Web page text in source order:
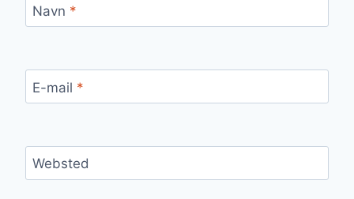
Navn *
E-mail *
Websted